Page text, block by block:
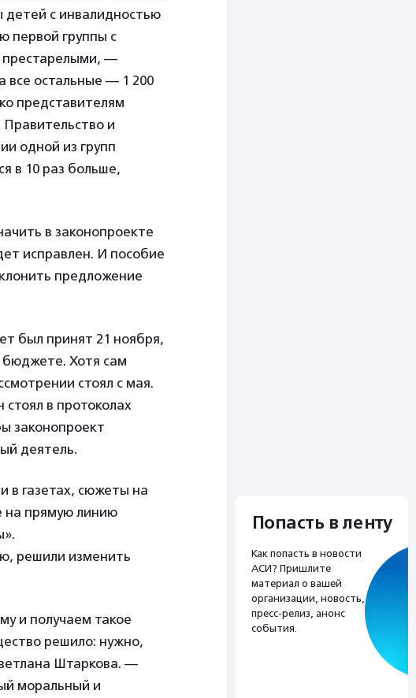
детей с инвалидностью
первой группы с
престарелыми, —
все остальные — 1 200
представителям
и
одной из групп
в 10 раз больше,
в законопроекте
исправлен. И пособие
предложение
был принят 21 ноября,
бюджете. Хотя сам
стоял с мая.
в протоколах
законопроект
деятель.
в газетах, сюжеты на
на прямую линию
решили изменить
и получаем такое
решило: нужно,
Штаркова. —
моральный и
Попасть в ленту
Как попасть в новости
АСИ? Пришлите
материал о вашей
организации, новость,
пресс-релиз, анонс
события.